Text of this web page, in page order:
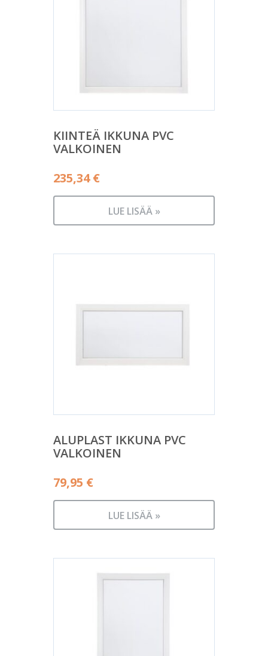
KIINTEÄ IKKUNA PVC
VALKOINEN
235,34€
LUE LISÄÄ »
ALUPLAST IKKUNA PVC
VALKOINEN
79,95 €
LUE LISÄÄ »